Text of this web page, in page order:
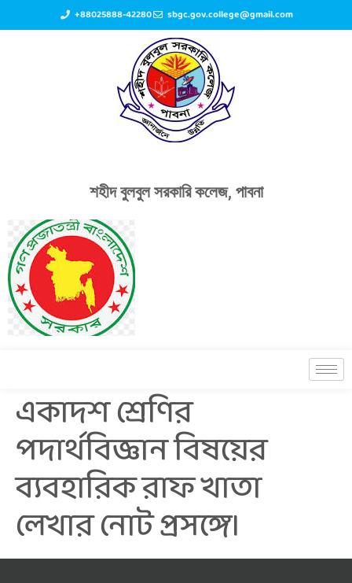
+88025888-42280 sbgc.gov.college@gmail.com
শহীদ বুলবুল সরকারি কলেজ, পাবনা
একাদশ শ্রেণির
পদার্থবিজ্ঞান বিষয়ের
ব্যবহারিক রাফ খাতা
লেখার নোট প্রসঙ্গে।